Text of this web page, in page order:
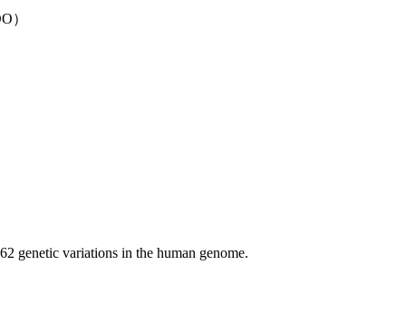
）
genetic variations in the human genome.